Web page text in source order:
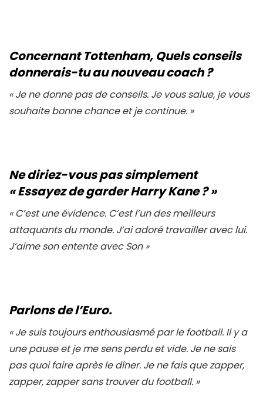
Concernant Tottenham, Quels conseils
donnerais-tu au nouveau coach ?
« Je ne donne pas de conseils. Je vous salue, je vous
souhaite bonne chance et je continue. »
Ne diriez-vous pas simplement
« Essayez de garder Harry Kane ? »
« C’est une évidence. C’est l’un des meilleurs
attaquants du monde. J’ai adoré travailler avec lui.
J’aime son entente avec Son »
Parlons de l’Euro.
« Je suis toujours enthousiasmé par le football. Il y a
une pause et je me sens perdu et vide. Je ne sais
pas quoi faire après le dîner. Je ne fais que zapper,
zapper, zapper sans trouver du football. »